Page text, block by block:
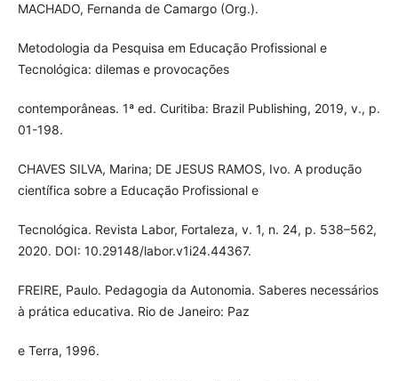
MACHADO, Fernanda de Camargo (Org.).
Metodologia da Pesquisa em Educação Profissional e
Tecnológica: dilemas e provocações
contemporâneas. 1ª ed. Curitiba: Brazil Publishing, 2019, v., p.
01-198.
CHAVES SILVA, Marina; DE JESUS RAMOS, Ivo. A produção
científica sobre a Educação Profissional e
Tecnológica. Revista Labor, Fortaleza, v. 1, n. 24, p. 538–562,
2020. DOI: 10.29148/labor.v1i24.44367.
FREIRE, Paulo. Pedagogia da Autonomia. Saberes necessários
à prática educativa. Rio de Janeiro: Paz
e Terra, 1996.